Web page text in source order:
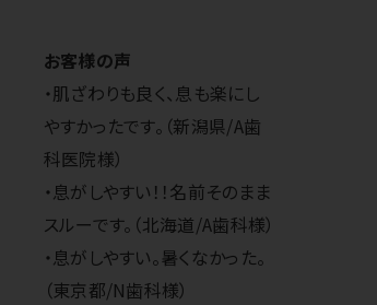
お客様の声
・肌ざわりも良く、息も楽にし
やすかったです。（新潟県/A歯
科医院様）
・息がしやすい！！名前そのまま
スルーです。（北海道/A歯科様）
・息がしやすい。暑くなかった。
（東京都/N歯科様）